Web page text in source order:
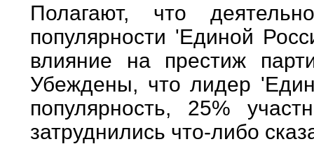
Полагают, что
популярности 'Единой
влияние на престиж
Убеждены, что лидер
популярность, 25%
затруднились что-либо